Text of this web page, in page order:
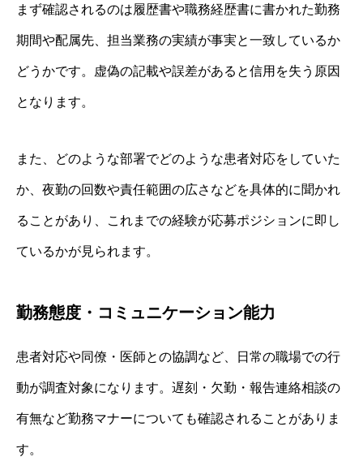
まず確認されるのは履歴書や職務経歴書に書かれた勤務
期間や配属先、担当業務の実績が事実と一致しているか
どうかです。虚偽の記載や誤差があると信用を失う原因
となります。
また、どのような部署でどのような患者対応をしていた
か、夜勤の回数や責任範囲の広さなどを具体的に聞かれ
ることがあり、これまでの経験が応募ポジションに即し
ているかが見られます。
勤務態度・コミュニケーション能力
患者対応や同僚・医師との協調など、日常の職場での行
動が調査対象になります。遅刻・欠勤・報告連絡相談の
有無など勤務マナーについても確認されることがありま
す。